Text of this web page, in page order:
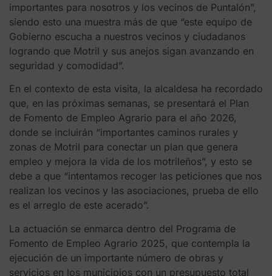
importantes para nosotros y los vecinos de Puntalón”,
siendo esto una muestra más de que “este equipo de
Gobierno escucha a nuestros vecinos y ciudadanos
logrando que Motril y sus anejos sigan avanzando en
seguridad y comodidad”.
En el contexto de esta visita, la alcaldesa ha recordado
que, en las próximas semanas, se presentará el Plan
de Fomento de Empleo Agrario para el año 2026,
donde se incluirán “importantes caminos rurales y
zonas de Motril para conectar un plan que genera
empleo y mejora la vida de los motrileños”, y esto se
debe a que “intentamos recoger las peticiones que nos
realizan los vecinos y las asociaciones, prueba de ello
es el arreglo de este acerado”.
La actuación se enmarca dentro del Programa de
Fomento de Empleo Agrario 2025, que contempla la
ejecución de un importante número de obras y
servicios en los municipios con un presupuesto total